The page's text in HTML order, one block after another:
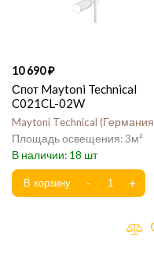
10 690
Спот Maytoni Technical
C021CL-02W
Maytoni Technical Германия
3
18